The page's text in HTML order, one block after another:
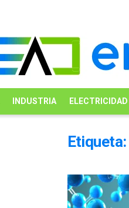
INDUSTRIA ELECTRICIDAD
Etiqueta: